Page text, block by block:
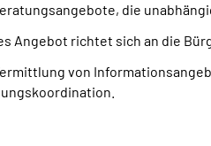
die
Angebot richtet sich an die
von